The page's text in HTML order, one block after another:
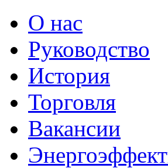
О нас
Руководство
История
Торговля
Вакансии